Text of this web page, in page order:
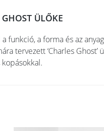
ÜLŐKE
funkció, a forma és az
tervezett ‘Charles